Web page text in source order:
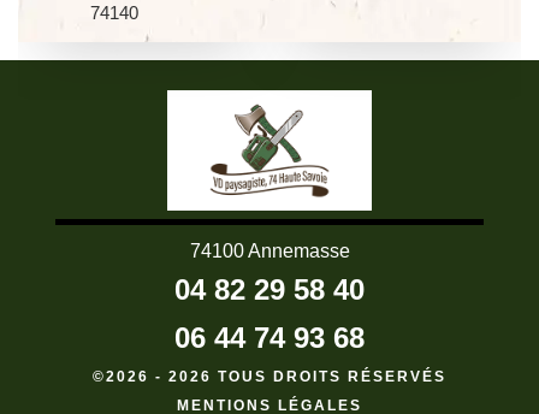
74140
74100 Annemasse
04 82 29 58 40
06 44 74 93 68
©2026 - 2026 TOUS DROITS RÉSERVÉS
MENTIONS LÉGALES